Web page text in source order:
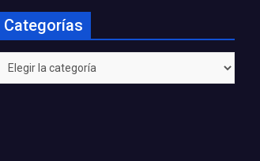
Categorías
Categorías